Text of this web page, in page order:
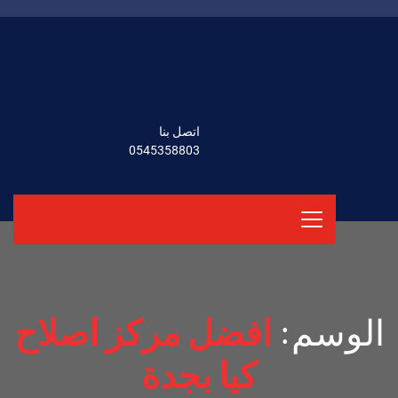
اتصل بنا
0545358803
الوسم: افضل مركز اصلاح
كيا بجدة